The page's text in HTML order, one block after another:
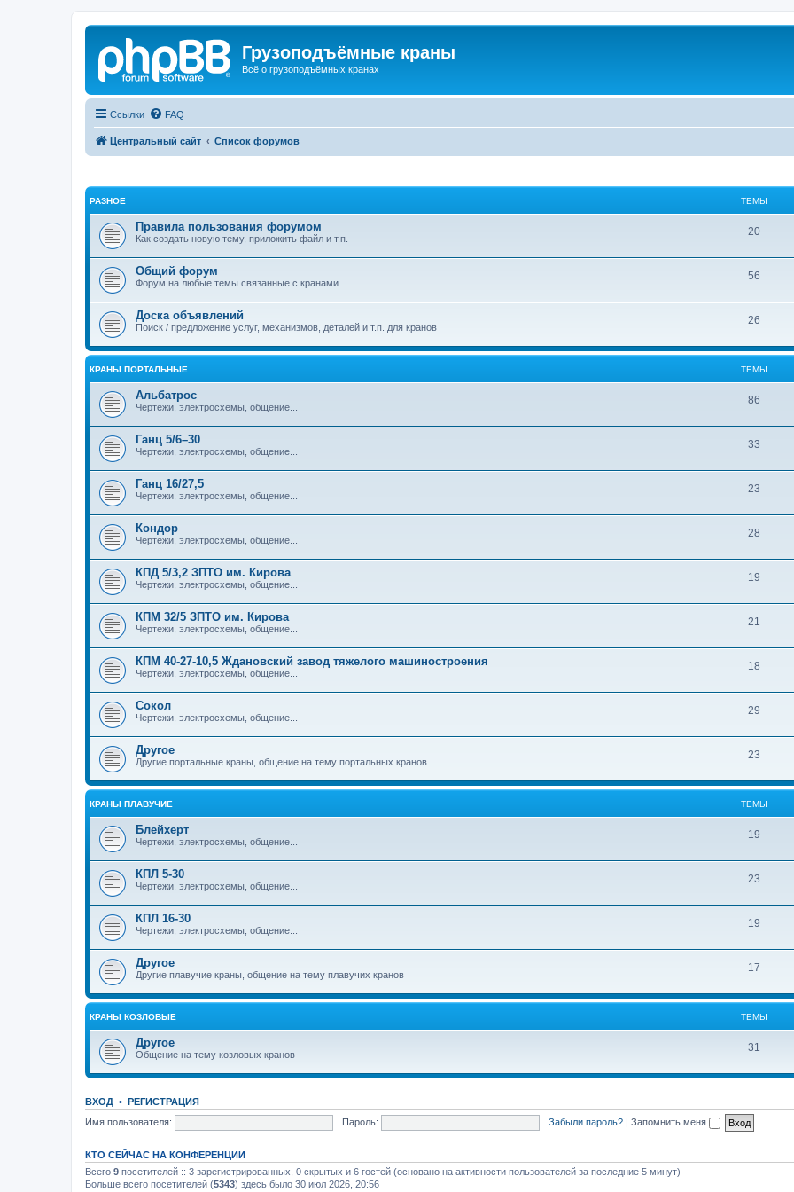
Грузоподъёмные краны
Всё о грузоподъёмных кранах
Ссылки FAQ
Центральный сайт Список форумов
РАЗНОЕ ТЕМЫ
Правила пользования форумом
Как создать новую тему, приложить файл и т.п.
20
Общий форум
Форум на любые темы связанные с кранами.
56
Доска объявлений
Поиск / предложение услуг, механизмов, деталей и т.п. для кранов
26
КРАНЫ ПОРТАЛЬНЫЕ ТЕМЫ
Альбатрос
Чертежи, электросхемы, общение...
86
Ганц 5/6–30
Чертежи, электросхемы, общение...
33
Ганц 16/27,5
Чертежи, электросхемы, общение...
23
Кондор
Чертежи, электросхемы, общение...
28
КПД 5/3,2 ЗПТО им. Кирова
Чертежи, электросхемы, общение...
19
КПМ 32/5 ЗПТО им. Кирова
Чертежи, электросхемы, общение...
21
КПМ 40-27-10,5 Ждановский завод тяжелого машиностроения
Чертежи, электросхемы, общение...
18
Сокол
Чертежи, электросхемы, общение...
29
Другое
Другие портальные краны, общение на тему портальных кранов
23
КРАНЫ ПЛАВУЧИЕ ТЕМЫ
Блейхерт
Чертежи, электросхемы, общение...
19
КПЛ 5-30
Чертежи, электросхемы, общение...
23
КПЛ 16-30
Чертежи, электросхемы, общение...
19
Другое
Другие плавучие краны, общение на тему плавучих кранов
17
КРАНЫ КОЗЛОВЫЕ ТЕМЫ
Другое
Общение на тему козловых кранов
31
ВХОД • РЕГИСТРАЦИЯ
Имя пользователя:
Пароль: Забыли пароль? | Запомнить меня
КТО СЕЙЧАС НА КОНФЕРЕНЦИИ
Всего 9 посетителей :: 3 зарегистрированных, 0 скрытых и 6 гостей (основано на активности пользователей за последние 5 минут)
Больше всего посетителей (5343) здесь было 30 июл 2026, 20:56